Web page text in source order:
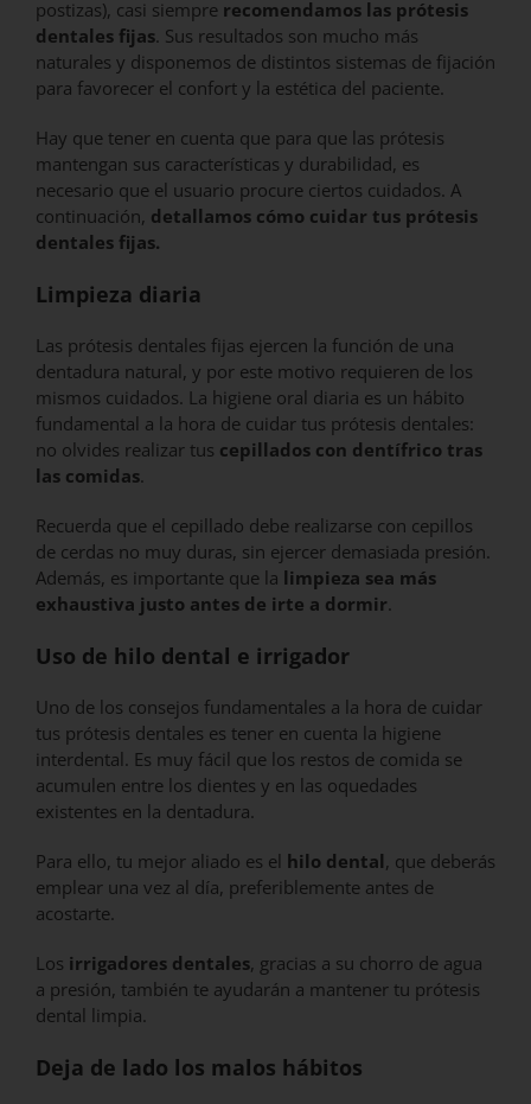
postizas), casi siempre recomendamos las prótesis
dentales fijas. Sus resultados son mucho más
naturales y disponemos de distintos sistemas de fijación
para favorecer el confort y la estética del paciente.
Hay que tener en cuenta que para que las prótesis
mantengan sus características y durabilidad, es
necesario que el usuario procure ciertos cuidados. A
continuación, detallamos cómo cuidar tus prótesis
dentales fijas.
Limpieza diaria
Las prótesis dentales fijas ejercen la función de una
dentadura natural, y por este motivo requieren de los
mismos cuidados. La higiene oral diaria es un hábito
fundamental a la hora de cuidar tus prótesis dentales:
no olvides realizar tus cepillados con dentífrico tras
las comidas.
Recuerda que el cepillado debe realizarse con cepillos
de cerdas no muy duras, sin ejercer demasiada presión.
Además, es importante que la limpieza sea más
exhaustiva justo antes de irte a dormir.
Uso de hilo dental e irrigador
Uno de los consejos fundamentales a la hora de cuidar
tus prótesis dentales es tener en cuenta la higiene
interdental. Es muy fácil que los restos de comida se
acumulen entre los dientes y en las oquedades
existentes en la dentadura.
Para ello, tu mejor aliado es el hilo dental, que deberás
emplear una vez al día, preferiblemente antes de
acostarte.
Los irrigadores dentales, gracias a su chorro de agua
a presión, también te ayudarán a mantener tu prótesis
dental limpia.
Deja de lado los malos hábitos